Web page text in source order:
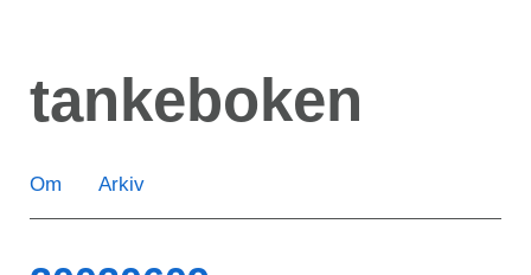
huvudinnehåll
tankeboken
Om Arkiv